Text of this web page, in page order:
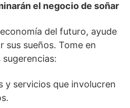
el negocio de soñar
del futuro, ayude
sus sueños. Tome en
y servicios que involucren